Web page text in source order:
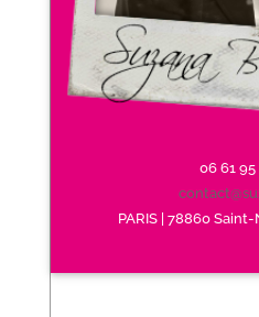
06 61 95
PARIS | 78860